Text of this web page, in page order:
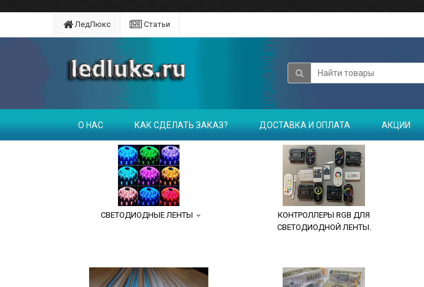
;
ЛедЛюкс
Статьи
О НАС КАК СДЕЛАТЬ ЗАКАЗ? ДОСТАВКА И ОПЛАТА АКЦИИ
СВЕТОДИОДНЫЕ ЛЕНТЫ
КОНТРОЛЛЕРЫ RGB ДЛЯ
СВЕТОДИОДНОЙ ЛЕНТЫ.